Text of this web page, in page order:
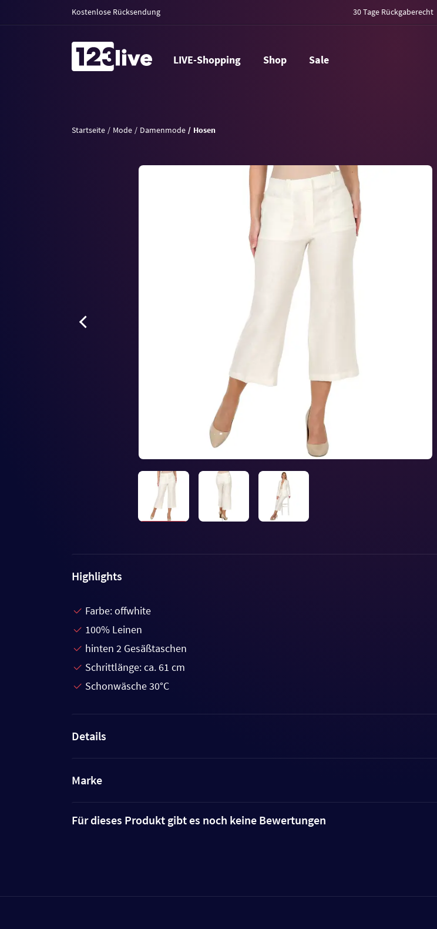
Kostenlose Rücksendung 30 Tage Rückgaberecht
LIVE-Shopping Shop Sale
Startseite Mode Damenmode Hosen
Highlights
Farbe: offwhite
100% Leinen
hinten 2 Gesäßtaschen
Schrittlänge: ca. 61 cm
Schonwäsche 30°C
Details
Marke
Für dieses Produkt gibt es noch keine Bewertungen